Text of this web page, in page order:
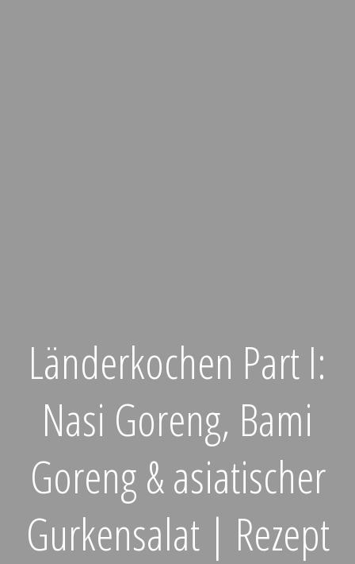
Länderkochen Part I:
Nasi Goreng, Bami
Goreng & asiatischer
Gurkensalat | Rezept